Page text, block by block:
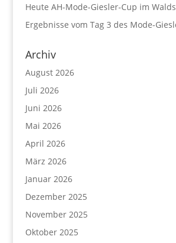
Heute AH-Mode-Giesler-Cup im
Ergebnisse vom Tag 3 des Mode-
Archiv
August 2026
Juli 2026
Juni 2026
Mai 2026
April 2026
März 2026
Januar 2026
Dezember 2025
November 2025
Oktober 2025